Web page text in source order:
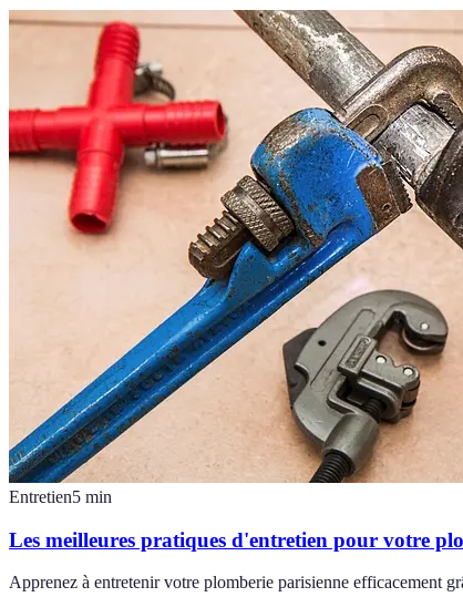
Entretien5 min
Les meilleures pratiques d'entretien pour votre
Apprenez à entretenir votre plomberie parisienne efficacement